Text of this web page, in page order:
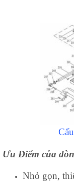
Ưu Điểm của
Nhỏ gọn,